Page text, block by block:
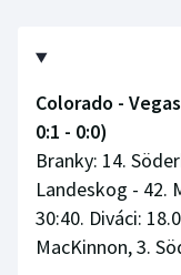
Colorado -
0:1 - 0:0)
Branky: 14.
Landeskog - 42.
30:40. Diváci:
MacKinnon, 3.